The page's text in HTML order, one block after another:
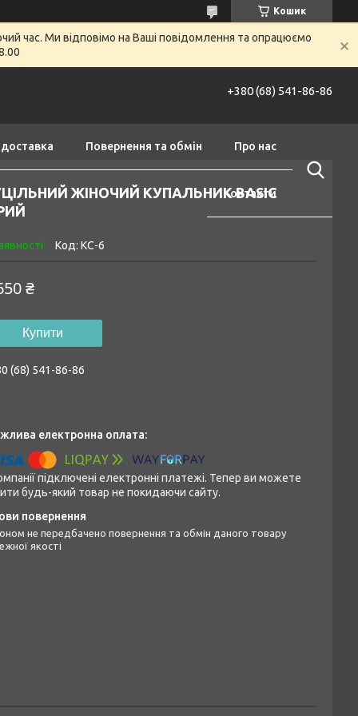
Кошик
час. Ми відповімо на Ваші повідомлення та опрацюємо
+380 (68) 541-86-86
Повернення та обмін Про нас
Контакти
ЖІНОЧИЙ КУПАЛЬНИК BASIC
Код: КС-6
₴
Купити
(68) 541-86-86
підключені електронні платежі. Тепер ви можете
будь-який товар не покидаючи сайту.
якості